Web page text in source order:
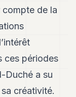
de la
ces périodes
Duché a su
créativité.